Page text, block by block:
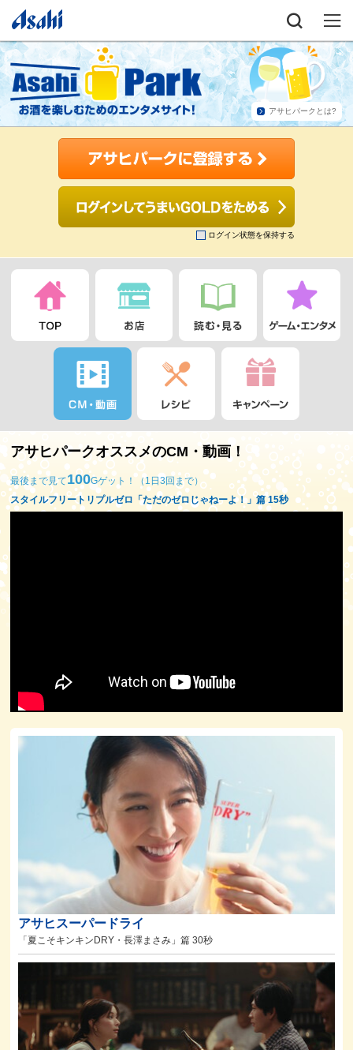
アサヒパークとは?
ログイン状態を保持する
アサヒパークオススメのCM・動画！
最後まで見て100Gゲット！（1日3回まで）
スタイルフリートリプルゼロ「ただのゼロじゃねーよ！」篇 15秒
アサヒスーパードライ
「夏こそキンキンDRY・長澤まさみ」篇 30秒